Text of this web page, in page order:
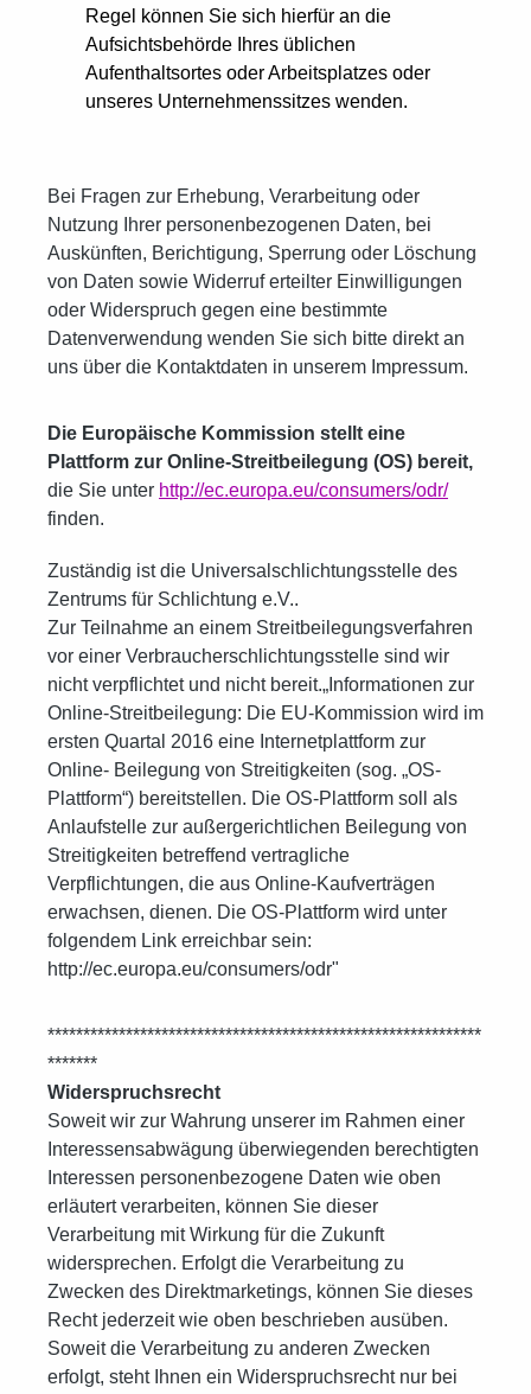
Regel können Sie sich hierfür an die
Aufsichtsbehörde Ihres üblichen
Aufenthaltsortes oder Arbeitsplatzes oder
unseres Unternehmenssitzes wenden.
Bei Fragen zur Erhebung, Verarbeitung oder
Nutzung Ihrer personenbezogenen Daten, bei
Auskünften, Berichtigung, Sperrung oder Löschung
von Daten sowie Widerruf erteilter Einwilligungen
oder Widerspruch gegen eine bestimmte
Datenverwendung wenden Sie sich bitte direkt an
uns über die Kontaktdaten in unserem Impressum.
Die Europäische Kommission stellt eine
Plattform zur Online-Streitbeilegung (OS) bereit,
die Sie unter http://ec.europa.eu/consumers/odr/
finden.
Zuständig ist die Universalschlichtungsstelle des
Zentrums für Schlichtung e.V..
Zur Teilnahme an einem Streitbeilegungsverfahren
vor einer Verbraucherschlichtungsstelle sind wir
nicht verpflichtet und nicht bereit.„Informationen zur
Online-Streitbeilegung: Die EU-Kommission wird im
ersten Quartal 2016 eine Internetplattform zur
Online- Beilegung von Streitigkeiten (sog. „OS-
Plattform“) bereitstellen. Die OS-Plattform soll als
Anlaufstelle zur außergerichtlichen Beilegung von
Streitigkeiten betreffend vertragliche
Verpflichtungen, die aus Online-Kaufverträgen
erwachsen, dienen. Die OS-Plattform wird unter
folgendem Link erreichbar sein:
http://ec.europa.eu/consumers/odr"
*************************************************************
*******
Widerspruchsrecht
Soweit wir zur Wahrung unserer im Rahmen einer
Interessensabwägung überwiegenden berechtigten
Interessen personenbezogene Daten wie oben
erläutert verarbeiten, können Sie dieser
Verarbeitung mit Wirkung für die Zukunft
widersprechen. Erfolgt die Verarbeitung zu
Zwecken des Direktmarketings, können Sie dieses
Recht jederzeit wie oben beschrieben ausüben.
Soweit die Verarbeitung zu anderen Zwecken
erfolgt, steht Ihnen ein Widerspruchsrecht nur bei